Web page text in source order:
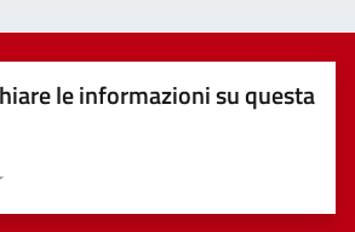
le informazioni su questa
5 stelle su 5
stelle su 5
su 5
5